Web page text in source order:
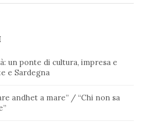
un ponte di cultura, impresa e
e Sardegna
andhet a mare” / “Chi non sa